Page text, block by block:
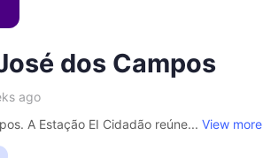
dos Campos
ago
A Estação EI Cidadão reúne... View more